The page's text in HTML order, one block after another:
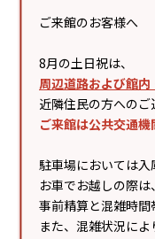
ご来館のお客様へ
8月の土日祝は、
周辺道路および館
近隣住民の方へのご
ご来館は公共交通
駐車場においては入
お車でお越しの際は
事前精算と混雑時間
また、混雑状況に
がご観覧いただけな
した際は、退場して
●カメラ・スマート
は主催の許可があっ
●主催者や取材メデ
終了後の広告物・
場合がありますの
●イベント開催中は
とがあります。